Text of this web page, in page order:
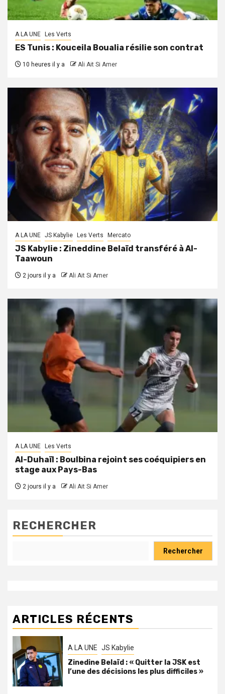
A LA UNE Les Verts
ES Tunis : Kouceila Boualia résilie son contrat
10 heures il y a Ali Ait Si Amer
A LA UNE JS Kabylie Les Verts Mercato
JS Kabylie : Zineddine Belaïd transféré à Al-
Taawoun
2 jours il y a Ali Ait Si Amer
A LA UNE Les Verts
Al-Duhaïl : Boulbina rejoint ses coéquipiers en
stage aux Pays-Bas
2 jours il y a Ali Ait Si Amer
RECHERCHER
Rechercher
ARTICLES RÉCENTS
A LA UNE JS Kabylie
Zinedine Belaïd : « Quitter la JSK est
l’une des décisions les plus difficiles »